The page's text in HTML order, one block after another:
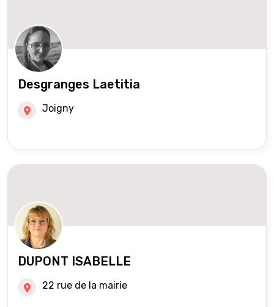
réseau Iad France et Iad Deutschland Inter agence
Desgranges Laetitia
Joigny
DUPONT ISABELLE
22 rue de la mairie